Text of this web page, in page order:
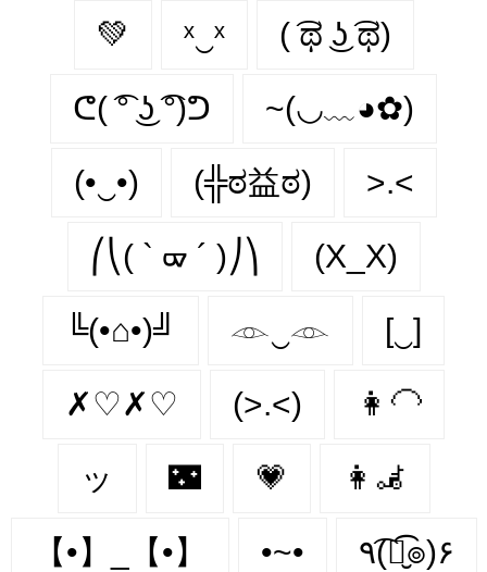
💚 ˣ‿ˣ ( ͡ಥ ͜ʖ ͡ಥ)
ᕦ( ͡° ͜ʖ ͡°)ᕤ ~(◡﹏◕✿)
(•‿•) (╬ಠ益ಠ) >.<
⎛⎝( ` ᢍ ´ )⎠⎞ (X_X)
╚(•⌂•)╝ 𓁹‿𓁹 [‿]
✗♡✗♡ (>.<) 👩‍🦲
ッ 🌃 💗 👩‍🦼‍
【•】_【•】 •~• ٩(͡๏̮͡๏)۶